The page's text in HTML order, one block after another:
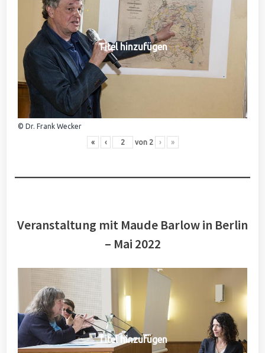
Titel hinzufügen
© Dr. Frank Wecker
« ‹ von 2 › »
Veranstaltung mit Maude Barlow in Berlin
– Mai 2022
Titel hinzufügen